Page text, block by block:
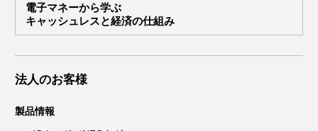
電子マネーから学ぶ
キャッシュレスと経済の仕組み
法人のお客様
製品情報